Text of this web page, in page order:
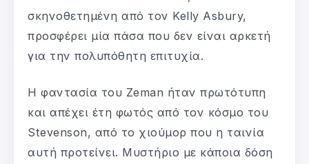
σκηνοθετημένη από τον Kelly Asbury,
προσφέρει μία πάσα που δεν είναι αρκετή
για την πολυπόθητη επιτυχία.
Η φαντασία του Zeman ήταν πρωτότυπη
και απέχει έτη φωτός από τον κόσμο του
Stevenson, από το χιούμορ που η ταινία
αυτή προτείνει. Μυστήριο με κάποια δόση